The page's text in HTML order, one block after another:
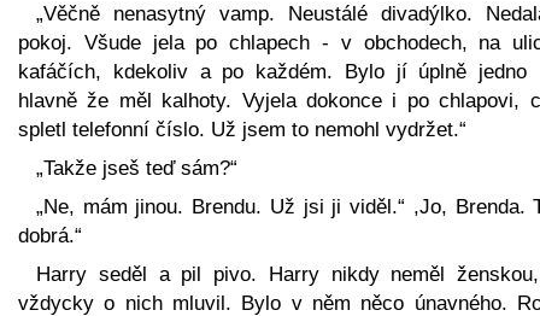
„Věčně nenasytný vamp. Neustálé divadýlko.
pokoj. Všude jela po chlapech - v obchodech, na
kafáčích, kdekoliv a po každém. Bylo jí úplně jedno
hlavně že měl kalhoty. Vyjela dokonce i po chlapovi,
spletl telefonní číslo. Už jsem to nemohl vydržet.“
„Takže jseš teď sám?“
„Ne, mám jinou. Brendu. Už jsi ji viděl.“ ,Jo, Brenda.
dobrá.“
Harry seděl a pil pivo. Harry nikdy neměl
vždycky o nich mluvil. Bylo v něm něco únavného.